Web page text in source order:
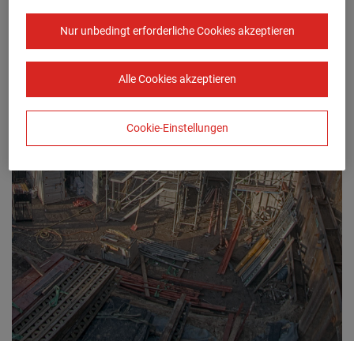
Nur unbedingt erforderliche Cookies akzeptieren
Alle Cookies akzeptieren
Cookie-Einstellungen